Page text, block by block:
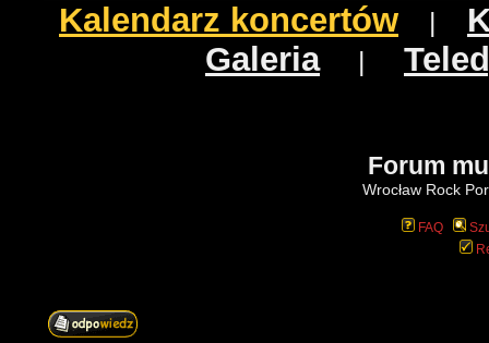
Kalendarz koncertów
Galeria|
Forum
Wrocław Rock
FAQ